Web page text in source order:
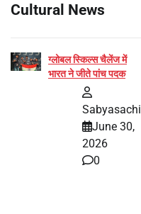
Cultural News
ग्लोबल स्किल्स चैलेंज में
भारत ने जीते पांच पदक
Sabyasachi
June 30,
2026
0